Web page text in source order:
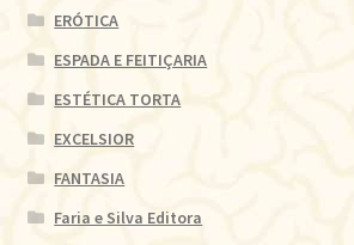
ERÓTICA
ESPADA E FEITIÇARIA
ESTÉTICA TORTA
EXCELSIOR
FANTASIA
Faria e Silva Editora